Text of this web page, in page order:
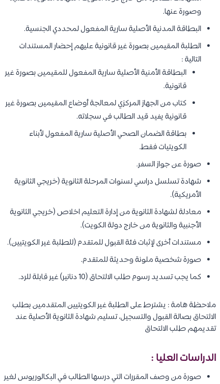
وصورة عنها.
البطاقة المدنية الأصلية سارية المفعول لمحددي الجنسية.
الطلبة المقيمين بصورة غير قانونية عليهم إحضار المستندات
التالية :
البطاقة الأمنية الأصلية سارية المفعول للمقيمين بصورة غير
قانونية.
كتاب من الجهاز المركزي لمعالجة أوضاع المقيمين بصورة غير
قانونية يفيد قيد الطالب في سجلاته.
بطاقة الضمان الصحي الأصلية سارية المفعول لأبناء
الكويتيات فقط.
صورة عن جواز السفر.
شهادة تسلسل دراسي لسنوات المرحلة الثانوية (خريجي الثانوية
الأمريكية).
معادلة لشهادة الثانوية من إدارة التعليم اخلاص (خريجي الثانوية
الأجنبية والثانوية من خارج دولة الكويت).
مستندات أخرى لإثبات فئة القبول للمتقدم (للطلبة غير الكويتيين).
صورة شخصية ملونة وحديثة للمتقدم.
كما يجب تسديد رسوم طلب الالتحاق (10 دنانير) غير قابلة للرد.
ملاحظة هامة : يشترط على الطلبة غير الكويتيين المتقدمين بطلب
الالتحاق بصالة القبول والتسجيل، تسليم شهادة الثانوية الأصلية عند
تقديمهم طلب الالتحاق
الدراسات العليا :
صورة من وصف المقررات التي درسها الطالب في البكالوريوس لغير